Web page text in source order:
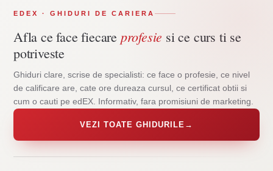
EDEX · GHIDURI DE CARIERA
Afla ce face fiecare profesie si ce curs ti se
potriveste
Ghiduri clare, scrise de specialisti: ce face o profesie, ce nivel
de calificare are, cate ore dureaza cursul, ce certificat obtii si
cum o cauti pe edEX. Informativ, fara promisiuni de marketing.
VEZI TOATE GHIDURILE →